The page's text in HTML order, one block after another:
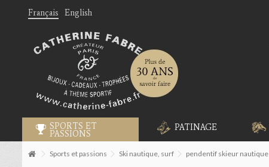
Français English
SPORTS ET
PASSIONS
PATINAGE
Sports et passions Ski nautique, surf pendentif skieur nautique